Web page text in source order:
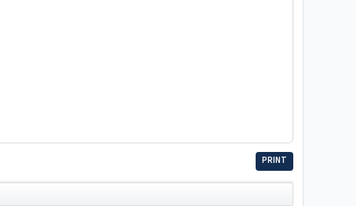
PRINT